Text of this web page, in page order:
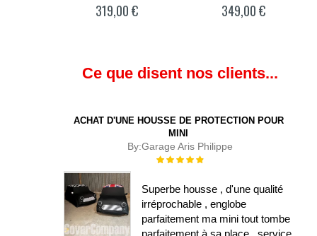
319,00 € 349,00 €
Ce que disent nos clients...
ACHAT D'UNE HOUSSE DE PROTECTION POUR
MINI
By:Garage Aris Philippe
Évaluation :
Superbe housse , d'une qualité
irréprochable , englobe
parfaitement ma mini tout tombe